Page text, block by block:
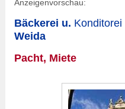
Anzeigenvorschau:
Bäckerei u. Konditorei
Weida
Pacht, Miete